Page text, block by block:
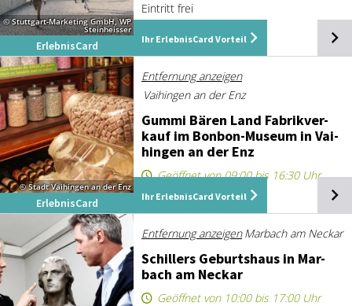
© Stuttgart-Marketing GmbH, WP
Steinheisser
ErlebnisCard
Eintritt frei
Ihr ErlebnisCard Vorteil
© Stadt Vaihingen an der Enz
ErlebnisCard
Entfernung anzeigen
Vaihingen an der Enz
Gum­mi Bä­ren Land Fa­brik­ver­
kauf im Bon­bon-Mu­se­um in Vai­
hin­gen an der Enz
Geöffnet von 09:00 bis 16:30 Uhr
5 Euro Vergütung *
Ihr ErlebnisCard Vorteil
Entfernung anzeigen Marbach am Neckar
Schil­lers Ge­burts­haus in Mar­
bach am Ne­ckar
Geöffnet von 10:00 bis 17:00 Uhr